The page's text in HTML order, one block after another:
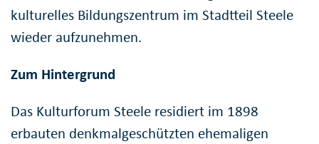
kulturelles Bildungszentrum im Stadtteil Steele
wieder aufzunehmen.
Zum Hintergrund
Das Kulturforum Steele residiert im 1898
erbauten denkmalgeschützten ehemaligen